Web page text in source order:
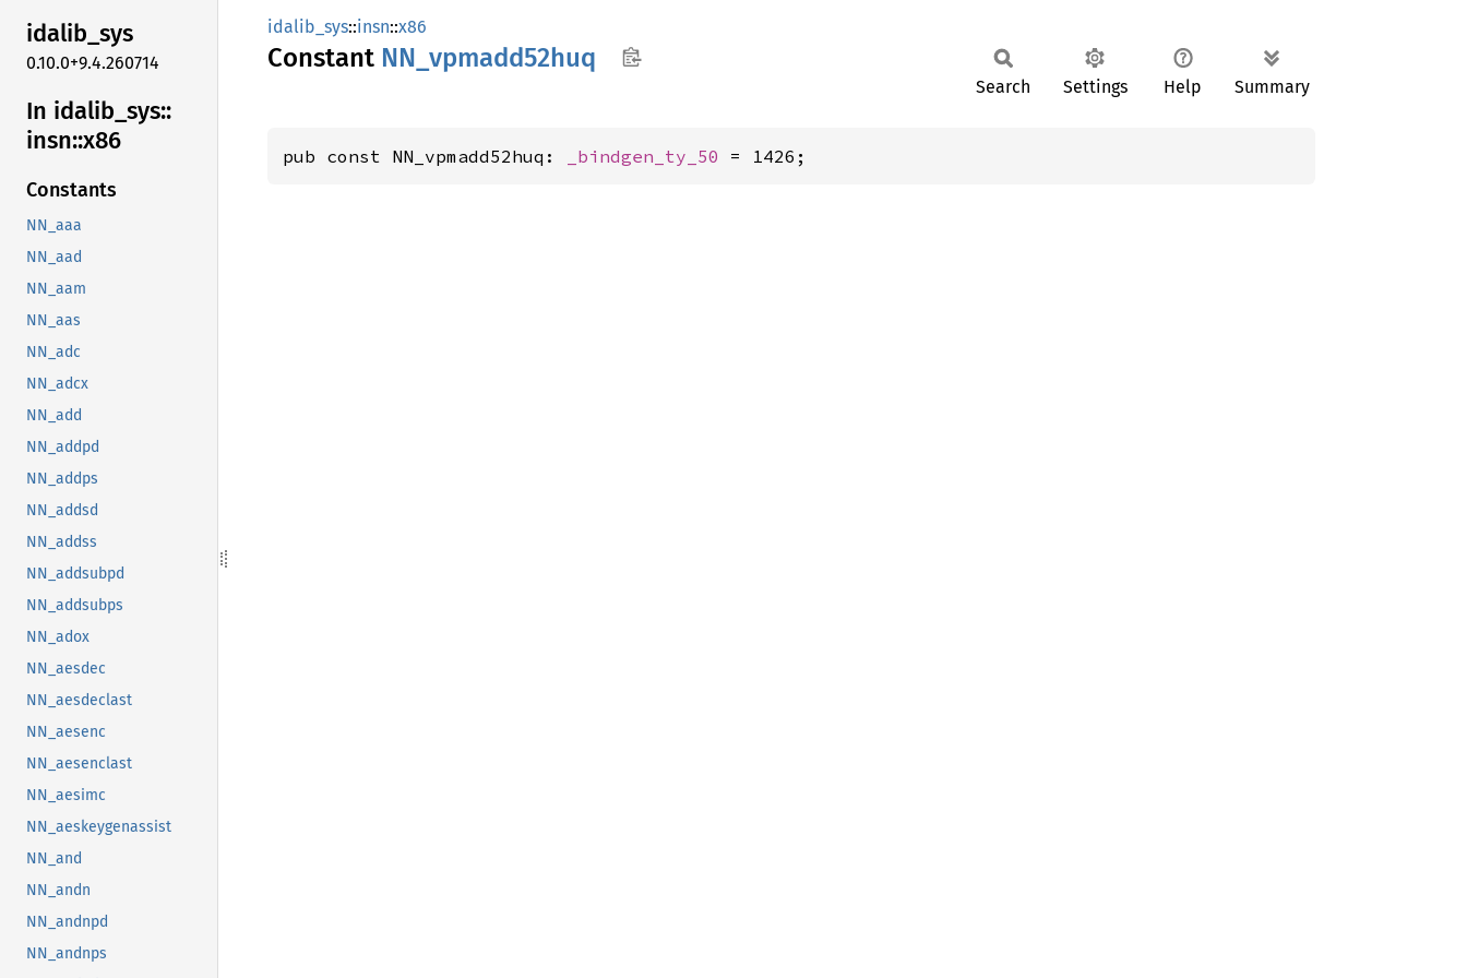
idalib_sys
0.10.0+9.4.260714
In idalib_ sys::
insn::x86
Constants
NN_aaa
NN_aad
NN_aam
NN_aas
NN_adc
NN_adcx
NN_add
NN_addpd
NN_addps
NN_addsd
NN_addss
NN_addsubpd
NN_addsubps
NN_adox
NN_aesdec
NN_aesdeclast
NN_aesenc
NN_aesenclast
NN_aesimc
NN_aeskeygenassist
NN_and
NN_andn
NN_andnpd
NN_andnps
idalib_sys::insn::x86
Constant NN_ vpmadd52huq
Search Settings Help Summary
pub const NN_vpmadd52huq: _bindgen_ty_50 = 1426;